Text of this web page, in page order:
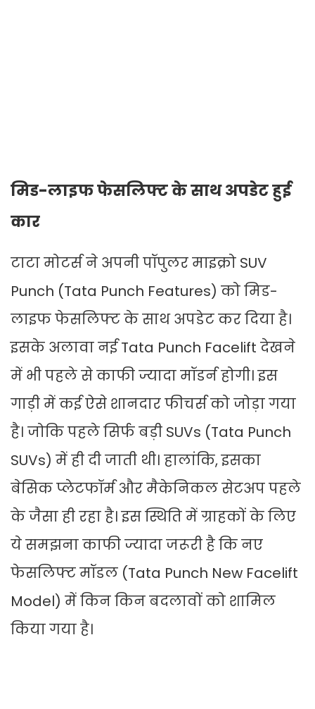
मिड-लाइफ फेसलिफ्ट के साथ अपडेट हुई
कार
टाटा मोटर्स ने अपनी पॉपुलर माइक्रो SUV
Punch (Tata Punch Features) को मिड-
लाइफ फेसलिफ्ट के साथ अपडेट कर दिया है।
इसके अलावा नई Tata Punch Facelift देखने
में भी पहले से काफी ज्यादा मॉडर्न होगी। इस
गाड़ी में कई ऐसे शानदार फीचर्स को जोड़ा गया
है। जोकि पहले सिर्फ बड़ी SUVs (Tata Punch
SUVs) में ही दी जाती थी। हालांकि, इसका
बेसिक प्लेटफॉर्म और मैकेनिकल सेटअप पहले
के जैसा ही रहा है। इस स्थिति में ग्राहकों के लिए
ये समझना काफी ज्यादा जरूरी है कि नए
फेसलिफ्ट मॉडल (Tata Punch New Facelift
Model) में किन किन बदलावों को शामिल
किया गया है।